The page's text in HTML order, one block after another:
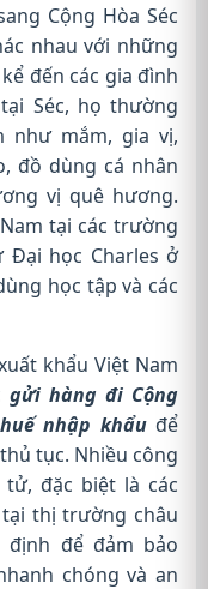
Cộng Hòa Séc
nhau với những
đến các gia đình
Séc, họ thường
như mắm, gia vị,
đồ dùng cá nhân
vị quê hương.
tại các trường
Đại học Charles ở
học tập và các
khẩu Việt Nam
gửi hàng đi Cộng
nhập khẩuđể
tục. Nhiều công
đặc biệt là các
thị trường châu
định để đảm bảo
chóng và an